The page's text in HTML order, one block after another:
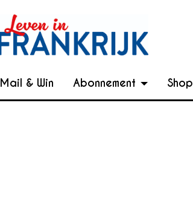
Mail & Win Abonnement Shop